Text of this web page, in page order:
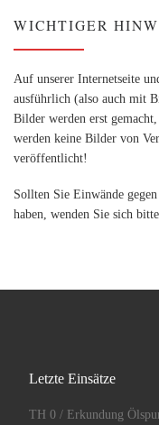
WICHTIGER
Auf unserer Internetseite
ausführlich (also auch mit
Bilder werden erst
werden keine Bilder von
veröffentlicht!
Sollten Sie Einwände
haben, wenden Sie sich
Letzte Einsätze
TH 0 / Erkundung